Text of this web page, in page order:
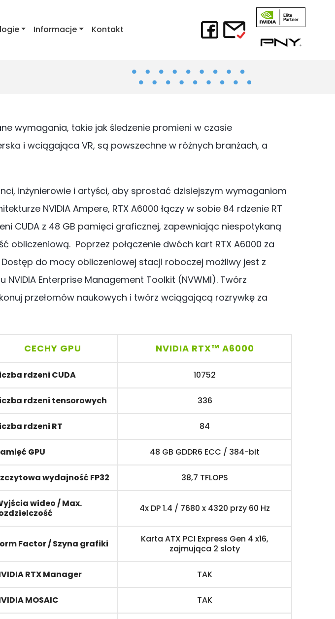
Informacje Kontakt
wymagania, takie jak śledzenie promieni w czasie
i wciągająca VR, są powszechne w różnych branżach, a
inżynierowie i artyści, aby sprostać dzisiejszym wymaganiom
NVIDIA Ampere, RTX A6000 łączy w sobie 84 rdzenie RT
CUDA z 48 GB pamięci graficznej, zapewniając niespotykaną
Poprzez połączenie dwóch kart RTX A6000 za
Dostęp do mocy obliczeniowej stacji roboczej możliwy jest z
Enterprise Management Toolkit (NVWMI). Twórz
przełomów naukowych i twórz wciągającą rozrywkę za
CECHY GPU NVIDIA RTX™ A6000
rdzeni CUDA 10752
rdzeni tensorowych 336
rdzeni RT 84
GPU 48 GB GDDR6 ECC / 384-bit
wydajność FP32 38,7 TFLOPS
wideo / Max.
4x DP 1.4 / 7680 x 4320 przy 60 Hz
Factor / Szyna grafiki
Karta ATX PCI Express Gen 4 x16,
zajmująca 2 sloty
RTX Manager TAK
MOSAIC TAK